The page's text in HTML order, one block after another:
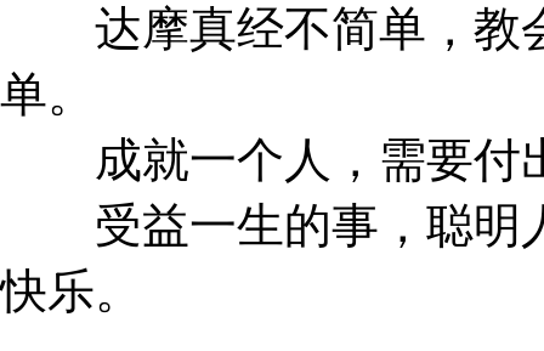
达摩真经不简单，教
单。
成就一个人，需要付
受益一生的事，聪明
快乐。